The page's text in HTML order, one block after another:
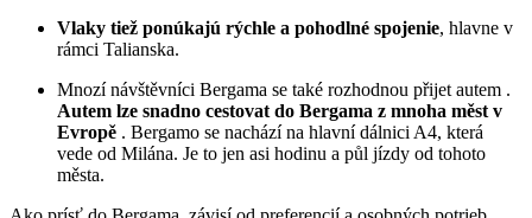
Vlaky tiež ponúkajú rýchle a pohodlné spojenie, hlavne v
rámci Talianska.
Mnozí návštěvníci Bergama se také rozhodnou přijetautem .
Autem lze snadno cestovat do Bergama z mnoha měst v
Evropě . Bergamo se nachází na hlavní dálnici A4, která
vede od Milána. Je to jen asi hodinu a půl jízdy od tohoto
města.